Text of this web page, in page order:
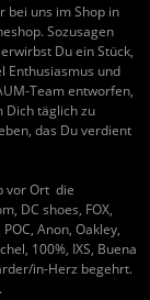
bei uns im Shop in
Sozusagen
Du ein Stück,
Enthusiasmus und
Team entworfen,
Dich täglich zu
das Du verdient
vor Ort die
DC shoes, FOX,
Anon, Oakley,
100%, IXS, Buena
in-Herz begehrt.